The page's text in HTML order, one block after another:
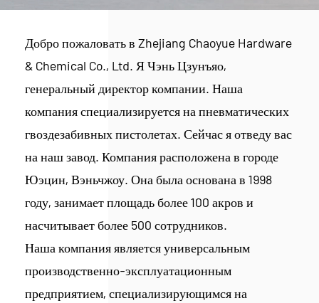
Добро пожаловать в Zhejiang Chaoyue Hardware
& Chemical Co., Ltd. Я Чэнь Цзунъяо,
генеральный директор компании. Наша
компания специализируется на пневматических
гвоздезабивных пистолетах. Сейчас я отведу вас
на наш завод. Компания расположена в городе
Юэцин, Вэньчжоу. Она была основана в 1998
году, занимает площадь более 100 акров и
насчитывает более 500 сотрудников.
Наша компания является универсальным
производственно-эксплуатационным
предприятием, специализирующимся на